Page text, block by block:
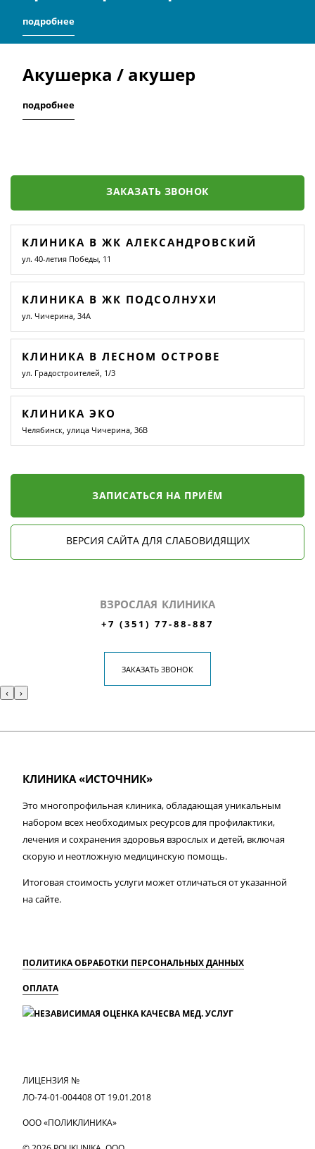
подробнее
Акушерка / акушер
подробнее
ЗАКАЗАТЬ ЗВОНОК
КЛИНИКА В ЖК АЛЕКСАНДРОВСКИЙ
ул. 40-летия Победы, 11
КЛИНИКА В ЖК ПОДСОЛНУХИ
ул. Чичерина, 34А
КЛИНИКА В ЛЕСНОМ ОСТРОВЕ
ул. Градостроителей, 1/3
КЛИНИКА ЭКО
Челябинск, улица Чичерина, 36В
ЗАПИСАТЬСЯ НА ПРИЁМ
ВЕРСИЯ САЙТА ДЛЯ СЛАБОВИДЯЩИХ
ВЗРОСЛАЯ КЛИНИКА
+7 (351) 77-88-887
ЗАКАЗАТЬ ЗВОНОК
‹ ›
КЛИНИКА «ИСТОЧНИК»
Это многопрофильная клиника, обладающая уникальным
набором всех необходимых ресурсов для профилактики,
лечения и сохранения здоровья взрослых и детей, включая
скорую и неотложную медицинскую помощь.
Итоговая стоимость услуги может отличаться от указанной
на сайте.
ПОЛИТИКА ОБРАБОТКИ ПЕРСОНАЛЬНЫХ ДАННЫХ
ОПЛАТА
ЛИЦЕНЗИЯ №
ЛО-74-01-004408 ОТ 19.01.2018
ООО «ПОЛИКЛИНИКА»